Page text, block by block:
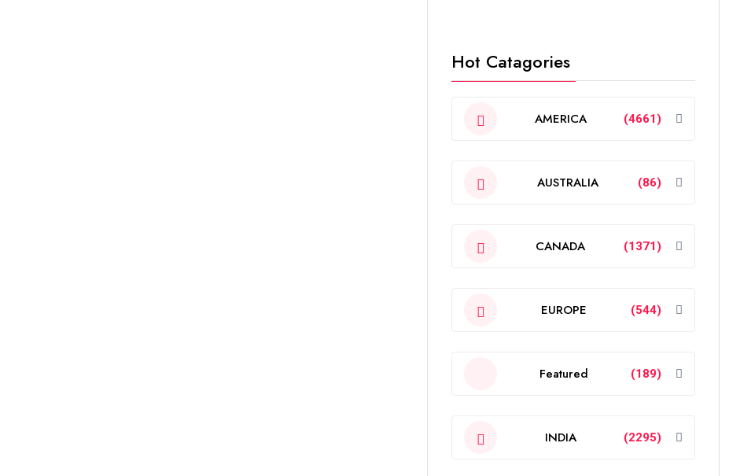
Hot Catagories
AMERICA (4661)
AUSTRALIA (86)
CANADA (1371)
EUROPE (544)
Featured (189)
INDIA (2295)